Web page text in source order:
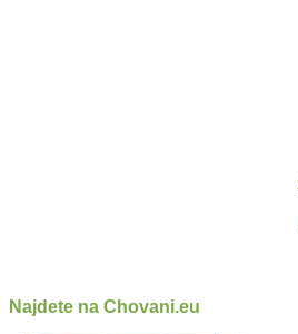
Najdete na Chovani.eu